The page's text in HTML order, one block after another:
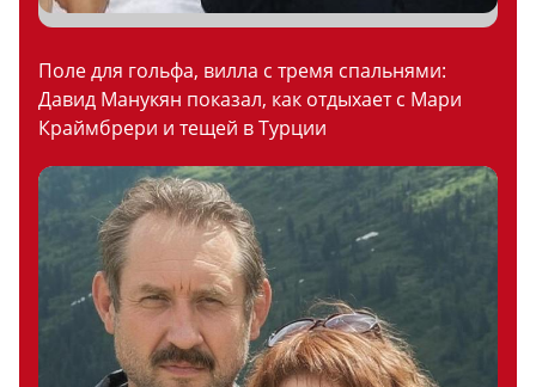
Поле для гольфа, вилла с тремя спальнями:
Давид Манукян показал, как отдыхает с Мари
Краймбрери и тещей в Турции